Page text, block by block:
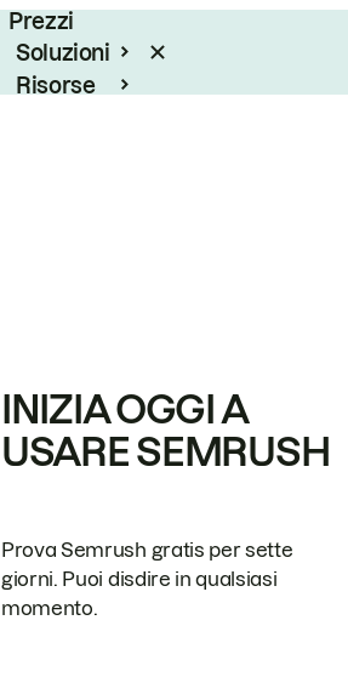
Prezzi
Soluzioni
Risorse
INIZIA OGGI A
USARE SEMRUSH
Prova Semrush gratis per sette
giorni. Puoi disdire in qualsiasi
momento.